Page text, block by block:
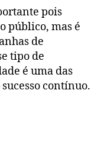
pois
público, mas é
de
tipo de
é uma das
contínuo.